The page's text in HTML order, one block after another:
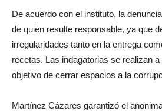
De acuerdo con el instituto, la
de quien resulte responsable, ya que
irregularidades tanto en la entrega
recetas. Las indagatorias se realizan
objetivo de cerrar espacios a la
Martínez Cázares garantizó el